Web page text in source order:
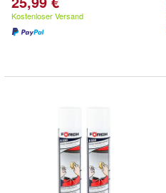
Kostenloser Versand